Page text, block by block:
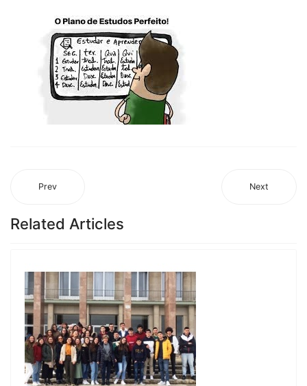
Prev Next
Related Articles